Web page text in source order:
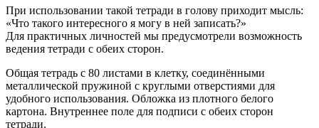
При использовании такой тетради в голову приходит мысль:
«Что такого интересного я могу в ней записать?»
Для практичных личностей мы предусмотрели возможность
ведения тетради с обеих сторон.
Общая тетрадь с 80 листами в клетку, соединёнными
металлической пружиной с круглыми отверстиями для
удобного использования. Обложка из плотного белого
картона. Внутреннее поле для подписи с обеих сторон
тетради.